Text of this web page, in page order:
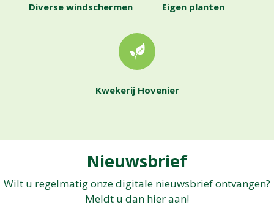
Diverse windschermen Eigen planten
Kwekerij Hovenier
Nieuwsbrief
Wilt u regelmatig onze digitale nieuwsbrief ontvangen?
Meldt u dan hier aan!